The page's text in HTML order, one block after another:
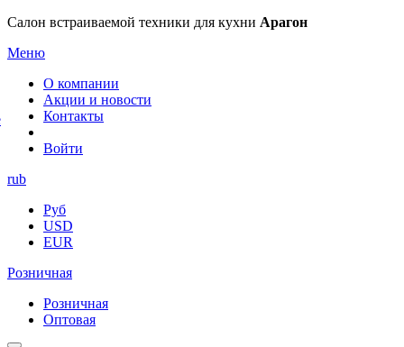
Салон встраиваемой техники для кухни Арагон
Меню
О компании
Акции и новости
Контакты
Войти
rub
Руб
USD
EUR
Розничная
Розничная
Оптовая